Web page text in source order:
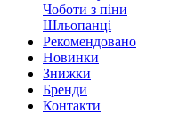
Чоботи з піни
Шльопанці
Рекомендовано
Новинки
Знижки
Бренди
Контакти